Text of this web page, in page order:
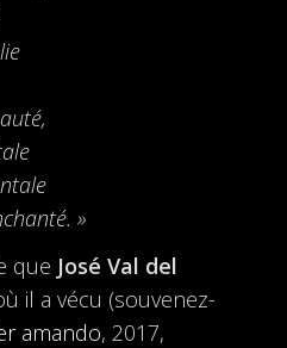
»
que José Val del
il a vécu (souvenez-
amando, 2017,